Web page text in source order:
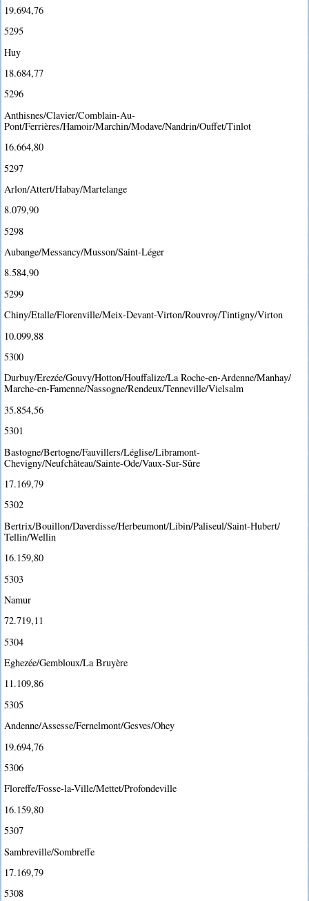
19.694,76
5295
Huy
18.684,77
5296
Anthisnes/Clavier/Comblain-Au-
Pont/Ferrières/Hamoir/Marchin/Modave/Nandrin/Ouffet/Tinlot
16.664,80
5297
Arlon/Attert/Habay/Martelange
8.079,90
5298
Aubange/Messancy/Musson/Saint-Léger
8.584,90
5299
Chiny/Etalle/Florenville/Meix-Devant-Virton/Rouvroy/Tintigny/Virton
10.099,88
5300
Durbuy/Erezée/Gouvy/Hotton/Houffalize/La Roche-en-Ardenne/Manhay/
Marche-en-Famenne/Nassogne/Rendeux/Tenneville/Vielsalm
35.854,56
5301
Bastogne/Bertogne/Fauvillers/Léglise/Libramont-
Chevigny/Neufchâteau/Sainte-Ode/Vaux-Sur-Sûre
17.169,79
5302
Bertrix/Bouillon/Daverdisse/Herbeumont/Libin/Paliseul/Saint-Hubert/
Tellin/Wellin
16.159,80
5303
Namur
72.719,11
5304
Eghezée/Gembloux/La Bruyère
11.109,86
5305
Andenne/Assesse/Fernelmont/Gesves/Ohey
19.694,76
5306
Floreffe/Fosse-la-Ville/Mettet/Profondeville
16.159,80
5307
Sambreville/Sombreffe
17.169,79
5308